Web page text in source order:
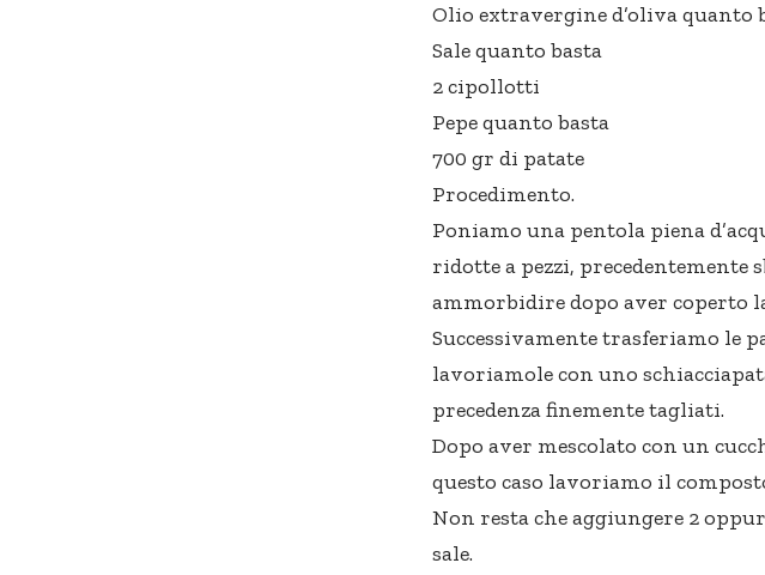
Olio extravergine d’oliva quanto
Sale quanto basta
2 cipollotti
Pepe quanto basta
700 gr di patate
Procedimento.
Poniamo una pentola piena
ridotte a pezzi, precedentemente
ammorbidire dopo aver coperto
Successivamente trasferiamo le
lavoriamole con uno
precedenza finemente tagliati.
Dopo aver mescolato con un
questo caso lavoriamo il
Non resta che aggiungere 2
sale.